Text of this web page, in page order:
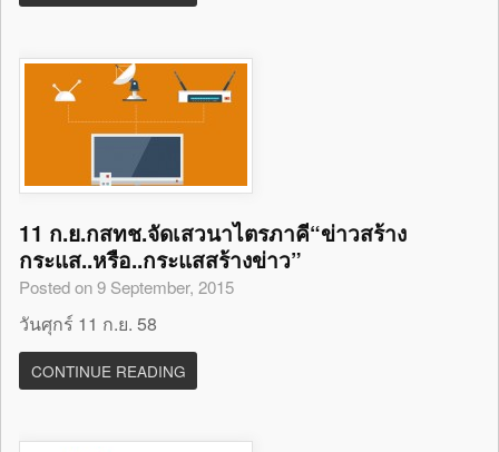
11 ก.ย.กสทช.จัดเสวนาไตรภาคี“ข่าวสร้าง
กระแส..หรือ..กระแสสร้างข่าว”
Posted on 9 September, 2015
วันศุกร์ 11 ก.ย. 58
CONTINUE READING